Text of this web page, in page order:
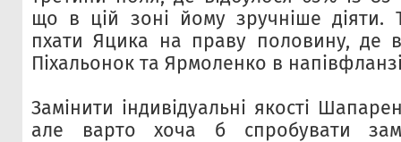
що в цій зоні йому зручніше діяти.
пхати Яцика на праву половину, де
Піхальонок та Ярмоленко в
Замінити індивідуальні якості
але варто хоча б спробувати